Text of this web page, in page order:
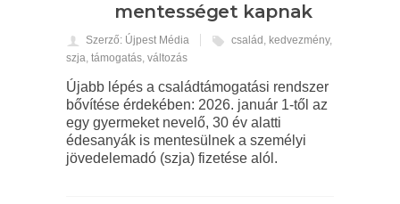
mentességet kapnak
Szerző: Újpest Média család , kedvezmény,
szja, támogatás, változás
Újabb lépés a családtámogatási rendszer
bővítése érdekében: 2026. január 1-től az
egy gyermeket nevelő, 30 év alatti
édesanyák is mentesülnek a személyi
jövedelemadó (szja) fizetése alól.